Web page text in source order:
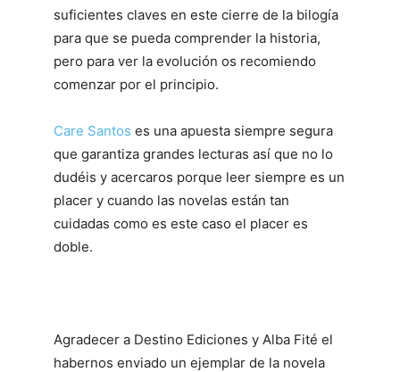
suficientes claves en este cierre de la bilogía
para que se pueda comprender la historia,
pero para ver la evolución os recomiendo
comenzar por el principio.
Care Santos es una apuesta siempre segura
que garantiza grandes lecturas así que no lo
dudéis y acercaros porque leer siempre es un
placer y cuando las novelas están tan
cuidadas como es este caso el placer es
doble.
Agradecer a Destino Ediciones y Alba Fité el
habernos enviado un ejemplar de la novela